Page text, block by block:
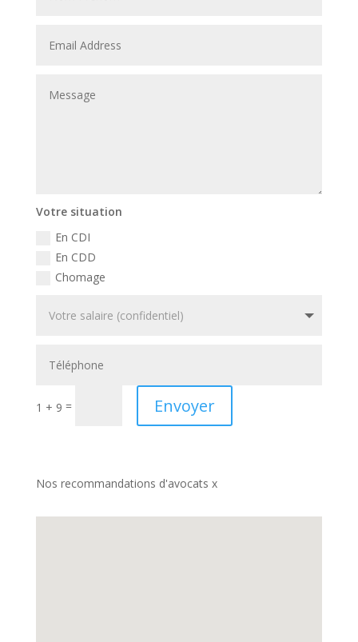
Votre situation
En CDI
En CDD
Chomage
1 + 9 = Envoyer
Nos recommandations d'avocats x